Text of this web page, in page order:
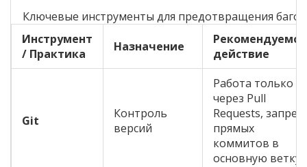
Ключевые инструменты для предотвращения багов
Инструмент
/ Практика
Назначение
Рекомендуемое
действие
Git
Контроль
версий
Работа только
через Pull
Requests, запрет
прямых
коммитов в
основную ветку